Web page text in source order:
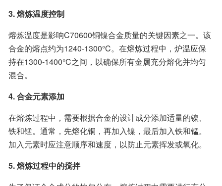
3. 熔炼温度控制
熔炼温度是影响C70600铜镍合金质量的关键因素之一。该
合金的熔点约为1240-1300°C。在熔炼过程中，炉温应保
持在1300-1400°C之间，以确保所有金属充分熔化并均匀
混合。
4. 合金元素添加
在熔炼过程中，需要根据合金的设计成分添加适量的镍、
铁和锰。通常，先熔化铜，再加入镍，最后加入铁和锰。
加入元素时应注意顺序和速度，以防止元素挥发或氧化。
5. 熔炼过程中的搅拌